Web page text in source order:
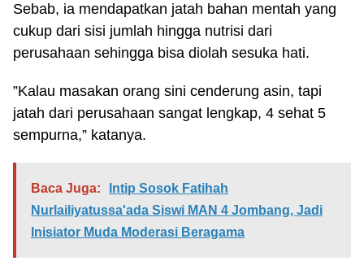
Sebab, ia mendapatkan jatah bahan mentah yang
cukup dari sisi jumlah hingga nutrisi dari
perusahaan sehingga bisa diolah sesuka hati.
”Kalau masakan orang sini cenderung asin, tapi
jatah dari perusahaan sangat lengkap, 4 sehat 5
sempurna,” katanya.
Baca Juga:
Intip Sosok Fatihah
Nurlailiyatussa'ada Siswi MAN 4 Jombang, Jadi
Inisiator Muda Moderasi Beragama